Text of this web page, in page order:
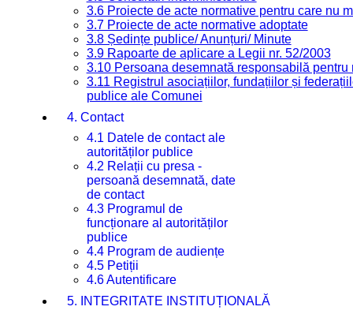
3.6 Proiecte de acte normative pentru care nu
3.7 Proiecte de acte normative adoptate
3.8 Ședințe publice/ Anunțuri/ Minute
3.9 Rapoarte de aplicare a Legii nr. 52/2003
3.10 Persoana desemnată responsabilă
3.11 Registrul asociațiilor, fundațiilor și
publice ale Comunei
4. Contact
4.1 Datele de contact ale
autorităților publice
4.2 Relații cu presa -
persoană desemnată, date
de contact
4.3 Programul de
funcționare al autorităților
publice
4.4 Program de audiențe
4.5 Petiții
4.6 Autentificare
5. INTEGRITATE INSTITUȚIONALĂ